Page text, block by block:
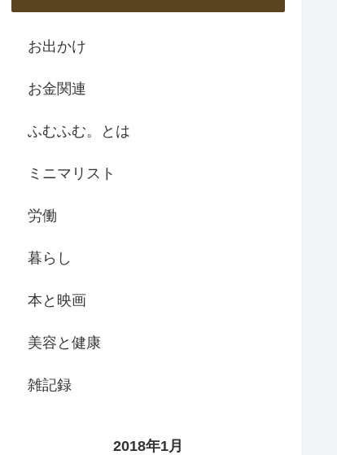
お出かけ
お金関連
ふむふむ。とは
ミニマリスト
労働
暮らし
本と映画
美容と健康
雑記録
2018年1月